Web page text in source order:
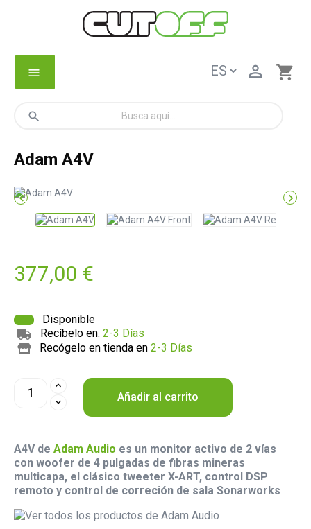
menu shopping_cart

search
Adam A4V
 
377,00 €
Disponible
Recíbelo en:2-3 Días
Recógelo en tienda en2-3 Días
Añadir al carrito
A4V de Adam Audio es un monitor activo de 2 vías
con woofer de 4 pulgadas de fibras mineras
multicapa, el clásico tweeter X-ART, control DSP
remoto y control de correción de sala Sonarworks